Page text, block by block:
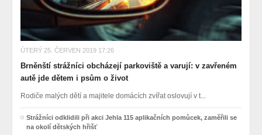
ÚTERÝ 25. ČERVEN 2019 17:26
Brněnští strážníci obcházejí parkoviště a varují: v zavřeném
autě jde dětem i psům o život
Rodiče malých dětí a majitele domácích zvířat oslovují v t...
Strážníci odklidili při akci Jehla 115 aplikačních pomůcek, zaměřili se
na okolí dětských hřišť